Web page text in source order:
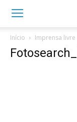
Início Imprensa livre